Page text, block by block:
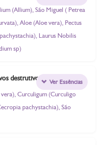
(Allium), São Miguel ( Petrea
Aloe (Aloe vera), Pectus
Laurus Nobilis
sp)
destrutivos
Curculigum (Curculigo
pachystachia), São
Ver Essências